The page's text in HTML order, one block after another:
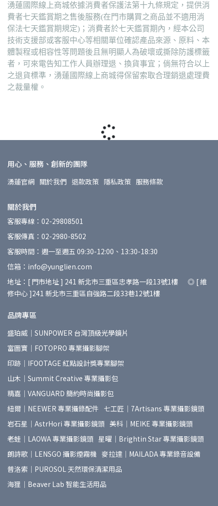
湧蓮國際線上商城依據消費者保護法第十九條規定，提供消
費者七天鑑賞期之售後服務(在門市購買之商品並不適用消
保法七天鑑賞期規定)；消費者於七天鑑賞期內，經本公司
技術支援部或客服中心等相關單位確認產品來源、原料、本
體製程或相容性等問題後且無明顯人為破壞或撕除防護標籤
者，可來電告知工作人員辦理退、換貨事宜；倘無符合以上
之退貨標準，湧蓮國際線上商城得保留索取合理銷退處理費
之裁量權。
用心、服務、創新的團隊
湧蓮官網 關於我們 退款政策 隱私政策 服務條款
關於我們
客服專線：02-29808501
客服傳真：02-2980-8502
客服時間：週一至週五 09:30-12:00、13:30-18:30
信箱：info@yunglien.com
地址：[ 門市地址 ] 241 新北市三重區忠孝路一段13號1樓 ◎ [ 維
修中心 ]241 新北市三重區自強路二段33巷12號1樓
品牌專區
盛珀威｜SUNPOWER 台灣頂級光學鏡片
富圖寶｜FOTOPRO 專業攝影腳架
印跡｜IFOOTAGE 紅點設計獎專業腳架
山木｜Summit Creative 專業攝影包
精嘉｜VANGUARD 簡約時尚攝影包
紐爾｜NEEWER 專業攝錄配件 七工匠｜7Artisans 專業攝影鏡頭
岩石星｜AstrHori 專業攝影鏡頭 美科｜MEIKE 專業攝影鏡頭
老蛙｜LAOWA 專業攝影鏡頭 星曜｜Brightin Star 專業攝影鏡頭
朗詩歌｜LENSGO 攝影煙霧機 麥拉達｜MAILADA 專業錄音設備
普洛索｜PUROSOL 天然環保清潔用品
海狸｜Beaver Lab 智能生活用品